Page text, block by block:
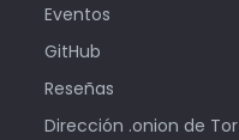
Eventos
GitHub
Reseñas
Dirección .onion de Tor